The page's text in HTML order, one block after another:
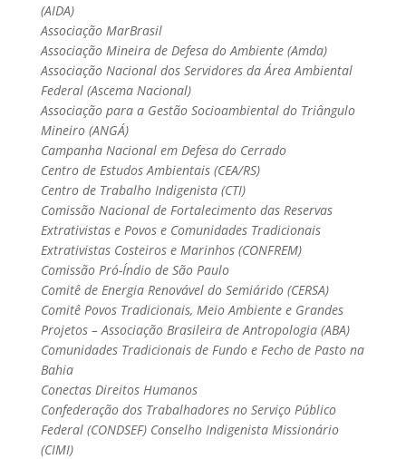
(AIDA)
Associação MarBrasil
Associação Mineira de Defesa do Ambiente (Amda)
Associação Nacional dos Servidores da Área Ambiental
Federal (Ascema Nacional)
Associação para a Gestão Socioambiental do Triângulo
Mineiro (ANGÁ)
Campanha Nacional em Defesa do Cerrado
Centro de Estudos Ambientais (CEA/RS)
Centro de Trabalho Indigenista (CTI)
Comissão Nacional de Fortalecimento das Reservas
Extrativistas e Povos e Comunidades Tradicionais
Extrativistas Costeiros e Marinhos (CONFREM)
Comissão Pró-Índio de São Paulo
Comitê de Energia Renovável do Semiárido (CERSA)
Comitê Povos Tradicionais, Meio Ambiente e Grandes
Projetos – Associação Brasileira de Antropologia (ABA)
Comunidades Tradicionais de Fundo e Fecho de Pasto na
Bahia
Conectas Direitos Humanos
Confederação dos Trabalhadores no Serviço Público
Federal (CONDSEF) Conselho Indigenista Missionário
(CIMI)